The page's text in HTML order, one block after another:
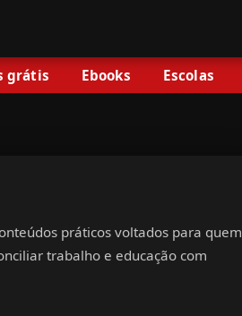
grátis Ebooks Escolas
práticos voltados para quem
trabalho e educação com